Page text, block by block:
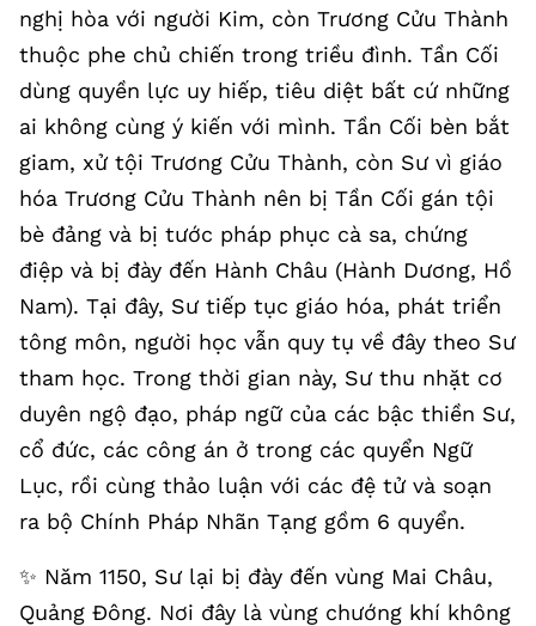
nghị hòa với người Kim, còn Trương Cửu Thành
thuộc phe chủ chiến trong triều đình. Tần Cối
dùng quyền lực uy hiếp, tiêu diệt bất cứ những
ai không cùng ý kiến với mình. Tần Cối bèn bắt
giam, xử tội Trương Cửu Thành, còn Sư vì giáo
hóa Trương Cửu Thành nên bị Tần Cối gán tội
bè đảng và bị tước pháp phục cà sa, chứng
điệp và bị đày đến Hành Châu (Hành Dương, Hồ
Nam). Tại đây, Sư tiếp tục giáo hóa, phát triển
tông môn, người học vẫn quy tụ về đây theo Sư
tham học. Trong thời gian này, Sư thu nhặt cơ
duyên ngộ đạo, pháp ngữ của các bậc thiền Sư,
cổ đức, các công án ở trong các quyển Ngữ
Lục, rồi cùng thảo luận với các đệ tử và soạn
ra bộ Chính Pháp Nhãn Tạng gồm 6 quyển.
✨️ Năm 1150, Sư lại bị đày đến vùng Mai Châu,
Quảng Đông. Nơi đây là vùng chướng khí không